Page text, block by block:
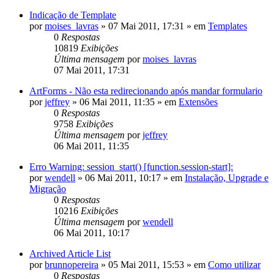
Indicação de Template
pormoises_lavras » 07 Mai 2011, 17:31 » em Templates
0 Respostas
10819 Exibições
Última mensagem pormoises_lavras
07 Mai 2011, 17:31
ArtForms - Não esta redirecionando após mandar formulario
porjeffrey » 06 Mai 2011, 11:35 » em Extensões
0 Respostas
9758 Exibições
Última mensagem porjeffrey
06 Mai 2011, 11:35
Erro Warning: session_start() [function.session-start]:
porwendell » 06 Mai 2011, 10:17 » em Instalação, Upgrade e
Migração
0 Respostas
10216 Exibições
Última mensagem porwendell
06 Mai 2011, 10:17
Archived Article List
porbrunnopereira » 05 Mai 2011, 15:53 » em Como utilizar
0 Respostas